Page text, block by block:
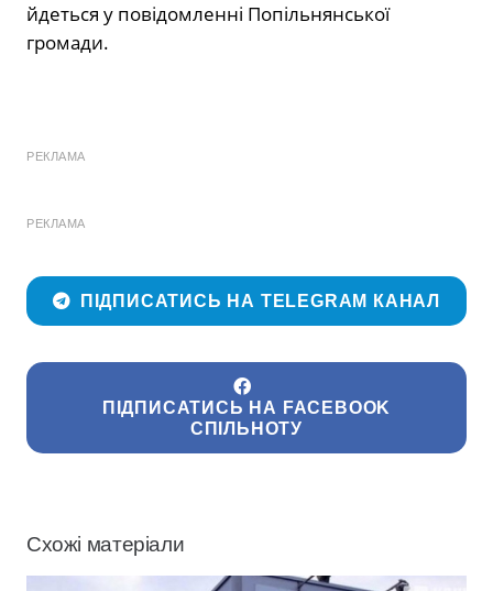
йдеться у повідомленні Попільнянської
громади.
РЕКЛАМА
РЕКЛАМА
ПІДПИСАТИСЬ НА TELEGRAM КАНАЛ
ПІДПИСАТИСЬ НА FACEBOOK
СПІЛЬНОТУ
Схожі матеріали